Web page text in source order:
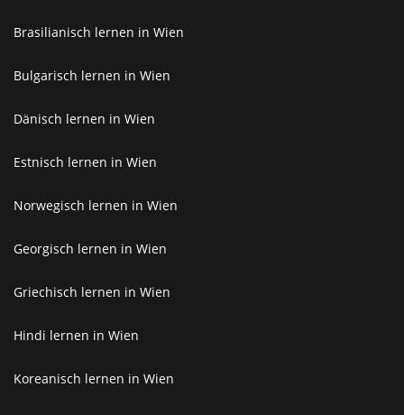
Brasilianisch lernen in Wien
Bulgarisch lernen in Wien
Dänisch lernen in Wien
Estnisch lernen in Wien
Norwegisch lernen in Wien
Georgisch lernen in Wien
Griechisch lernen in Wien
Hindi lernen in Wien
Koreanisch lernen in Wien